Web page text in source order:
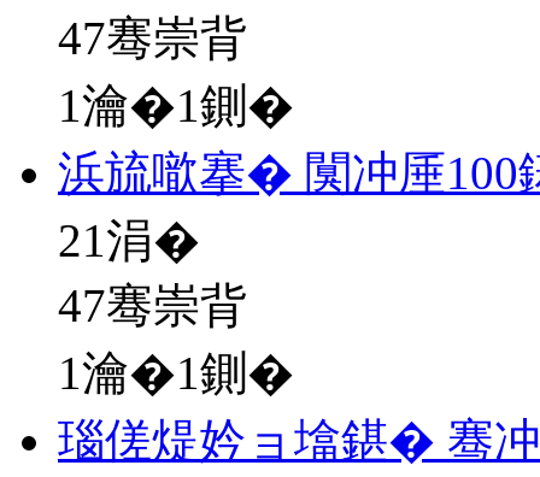
47骞崇背
1瀹�1鍘�
浜旈噷搴� 闃冲厜100
21涓�
47骞崇背
1瀹�1鍘�
瑙傞煶妗ョ墖鍖� 骞